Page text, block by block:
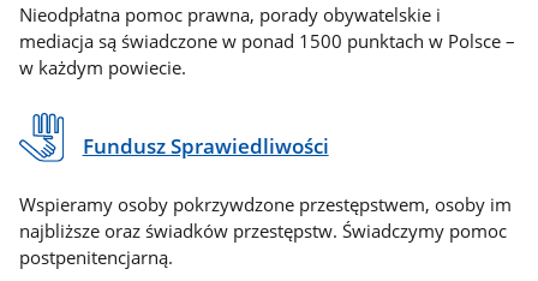
Nieodpłatna pomoc prawna, porady obywatelskie i
mediacja są świadczone w ponad 1500 punktach w Polsce –
w każdym powiecie.
Fundusz Sprawiedliwości
Wspieramy osoby pokrzywdzone przestępstwem, osoby im
najbliższe oraz świadków przestępstw. Świadczymy pomoc
postpenitencjarną.